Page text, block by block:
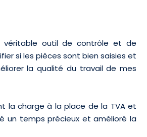
véritable outil de contrôle et de
si les pièces sont bien saisies et
la qualité du travail de mes
la charge à la place de la TVA et
un temps précieux et amélioré la